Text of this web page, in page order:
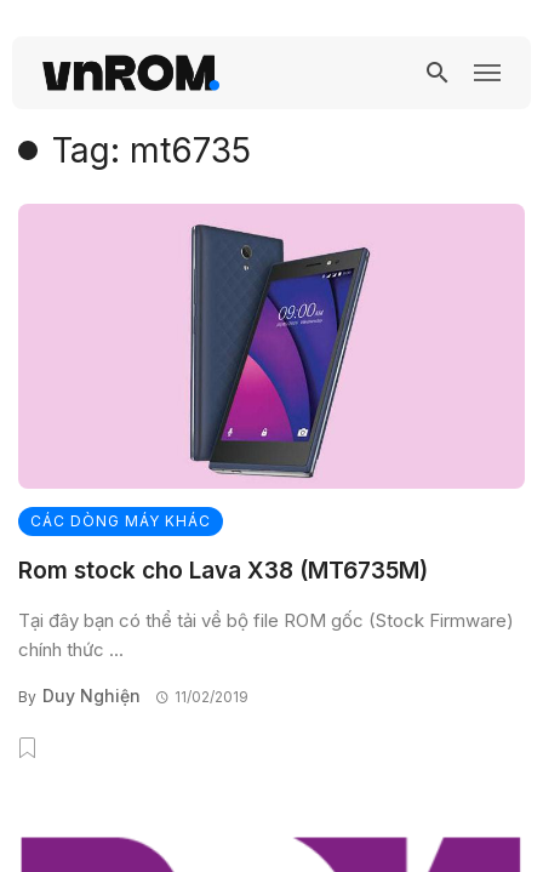
Tag: mt6735
CÁC DÒNG MÁY KHÁC
Rom stock cho Lava X38 (MT6735M)
Tại đây bạn có thể tải về bộ file ROM gốc (Stock Firmware)
chính thức ...
By Duy Nghiện 11/02/2019